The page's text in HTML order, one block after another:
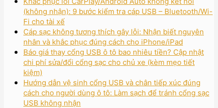
(không nhận): 9 bước kiểm tra cáp USB – Bluetooth/Wi-
Fi cho tài xế
Cáp sạc không tương thích gây lỗi: Nhận biết nguyên
nhân và khắc phục đúng cách cho iPhone/iPad
Báo giá thay cổng USB ô tô bao nhiêu tiền? Cập nhật
chi phí sửa/đổi cổng sạc cho chủ xe (kèm mẹo tiết
kiệm)
Hướng dẫn vệ sinh cổng USB và chân tiếp xúc đúng
cách cho người dùng ô tô: Làm sạch để tránh cổng sạc
USB không nhận